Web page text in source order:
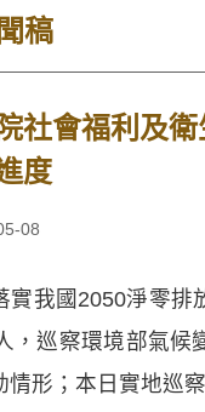
稿
社會福利及
度
08
實我國2050淨零排
，巡察環境部氣
情形；本日實地巡